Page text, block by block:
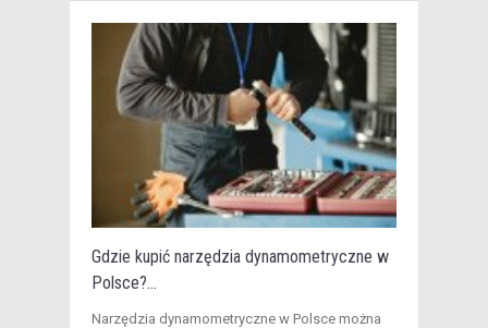
Gdzie kupić narzędzia dynamometryczne w
Polsce?...
​Narzędzia dynamometryczne w Polsce można